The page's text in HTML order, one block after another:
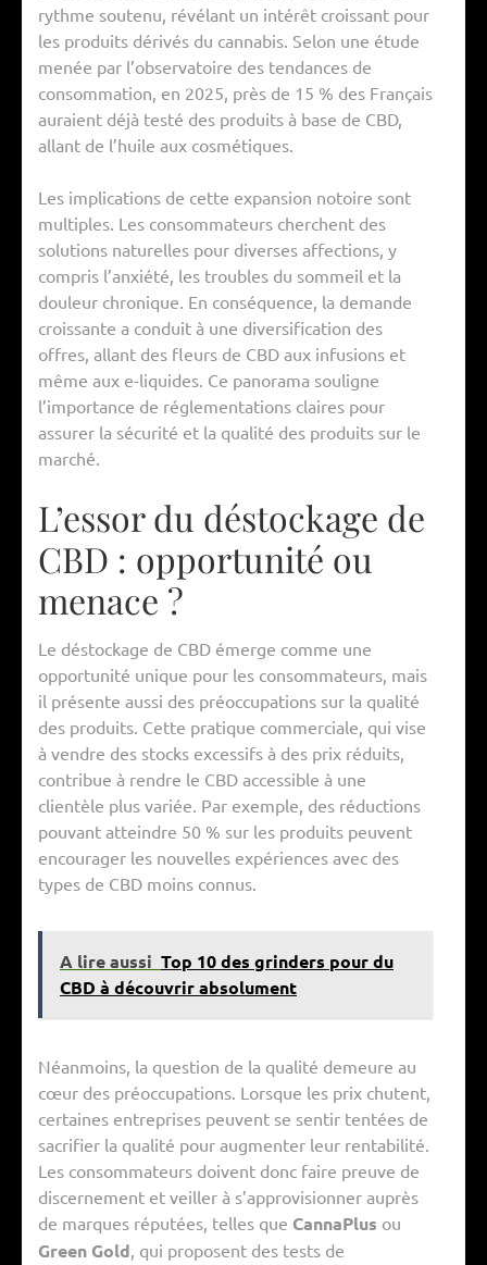
rythme soutenu, révélant un intérêt croissant pour
les produits dérivés du cannabis. Selon une étude
menée par l’observatoire des tendances de
consommation, en 2025, près de 15 % des Français
auraient déjà testé des produits à base de CBD,
allant de l’huile aux cosmétiques.
Les implications de cette expansion notoire sont
multiples. Les consommateurs cherchent des
solutions naturelles pour diverses affections, y
compris l’anxiété, les troubles du sommeil et la
douleur chronique. En conséquence, la demande
croissante a conduit à une diversification des
offres, allant des fleurs de CBD aux infusions et
même aux e-liquides. Ce panorama souligne
l’importance de réglementations claires pour
assurer la sécurité et la qualité des produits sur le
marché.
L’essor du déstockage de
CBD : opportunité ou
menace ?
Le déstockage de CBD émerge comme une
opportunité unique pour les consommateurs, mais
il présente aussi des préoccupations sur la qualité
des produits. Cette pratique commerciale, qui vise
à vendre des stocks excessifs à des prix réduits,
contribue à rendre le CBD accessible à une
clientèle plus variée. Par exemple, des réductions
pouvant atteindre 50 % sur les produits peuvent
encourager les nouvelles expériences avec des
types de CBD moins connus.
A lire aussi Top 10 des grinders pour du
CBD à découvrir absolument
Néanmoins, la question de la qualité demeure au
cœur des préoccupations. Lorsque les prix chutent,
certaines entreprises peuvent se sentir tentées de
sacrifier la qualité pour augmenter leur rentabilité.
Les consommateurs doivent donc faire preuve de
discernement et veiller à s’approvisionner auprès
de marques réputées, telles que CannaPlus ou
Green Gold , qui proposent des tests de